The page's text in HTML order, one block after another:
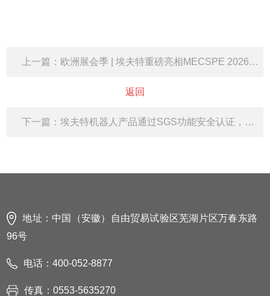
上一篇：欧洲展会季 | 埃夫特重磅亮相MECSPE 2026，以场景化解决方案深耕欧洲智造市场
返回
下一篇：埃夫特机器人产品通过SGS功能安全认证，开启高端制造出海新篇章
地址：中国（安徽）自由贸易试验区芜湖片区万春东路
96号
电话：400-052-8877
传真：0553-5635270